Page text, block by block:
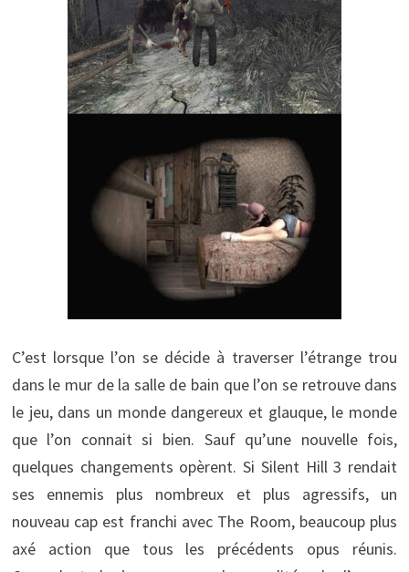
C’est lorsque l’on se décide à traverser l’étrange trou
dans le mur de la salle de bain que l’on se retrouve dans
le jeu, dans un monde dangereux et glauque, le monde
que l’on connait si bien. Sauf qu’une nouvelle fois,
quelques changements opèrent. Si Silent Hill 3 rendait
ses ennemis plus nombreux et plus agressifs, un
nouveau cap est franchi avec The Room, beaucoup plus
axé action que tous les précédents opus réunis.